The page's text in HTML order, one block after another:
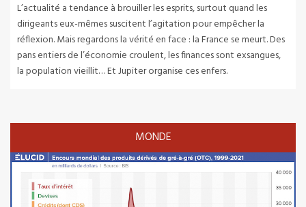
L’actualité a tendance à brouiller les esprits, surtout quand les
dirigeants eux-mêmes suscitent l’agitation pour empêcher la
réflexion. Mais regardons la vérité en face : la France se meurt. Des
pans entiers de l’économie croulent, les finances sont exsangues,
la population vieillit… Et Jupiter organise ces enfers.
MONDE